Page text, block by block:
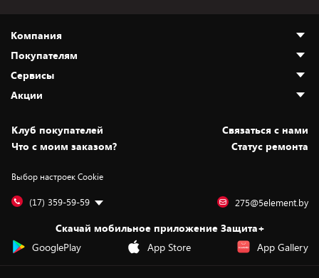
Компания
О нас
Адреса магазинов
Новости
Статьи и обзоры
Вакансии
Дай пять добру!
Покупателям
Как сделать заказ
Оплата и доставка
Безналичный расчёт
Обмен и возврат товара
Обработка персональных данных
Подарочные карты
Сервисы
Установка техники
Для игровых консолей
Для мобильных устройств
Для компьютеров
Сервисные центры
Акции
Скидки и промокоды
Белорусские товары
Бонусы
Оплата частями
Новинки
Клуб покупателей
Cвязаться с нами
Что с моим заказом?
Статус ремонта
Выбор настроек Cookie
(17) 359-59-59 275@5element.by
Скачай мобильное приложение Защита+
GooglePlay
App Store App Gallery